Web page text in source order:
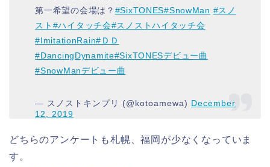
第一希望の会場は？ #SixTONES#SnowMan #スノ
スト #ハイタッチ会#スノストハイタッチ会
#ImitationRain#ＤＤ
#DancingDynamite#SixTONESデビュー曲
#SnowManデビュー曲
— スノストキンプリ (@kotoamewa) December
12, 2019
どちらのアンケートも札幌、福岡が少なくなっていま
す。